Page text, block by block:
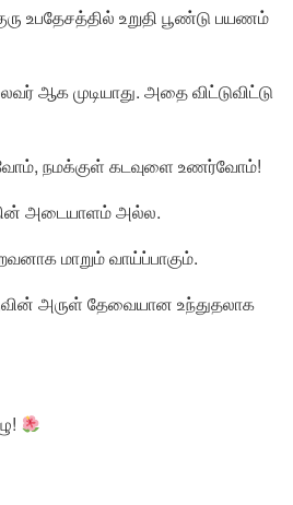
உபதேசத்தில் உறுதி பூண்டு பயணம்
ஆக முடியாது. அதை விட்டுவிட்டு
நமக்குள் கடவுளை உணர்வோம்!
அடையாளம் அல்ல.
மாறும் வாய்ப்பாகும்.
அருள் தேவையான உந்துதலாக